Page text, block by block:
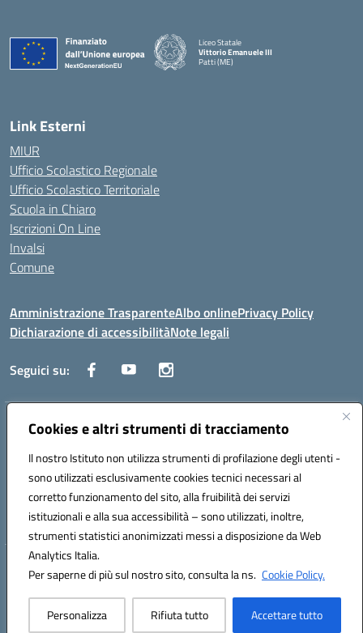
Cookies e altri strumenti di tracciamento
Il nostro Istituto non utilizza strumenti di profilazione degli utenti -
sono utilizzati esclusivamente cookies tecnici necessari al
corretto funzionamento del sito, alla fruibilità dei servizi
istituzionali e alla sua accessibilità – sono utilizzati, inoltre,
strumenti statistici anonimizzati messi a disposizione da Web
Analytics Italia.
Per saperne di più sul nostro sito, consulta la ns. Cookie Policy.
Personalizza Rifiuta tutto Accettare tutto
Liceo Statale
Vittorio Emanuele III
Patti (ME)
Link Esterni
MIUR
Ufficio Scolastico Regionale
Ufficio Scolastico Territoriale
Scuola in Chiaro
Iscrizioni On Line
Invalsi
Comune
Amministrazione TrasparenteAlbo onlinePrivacy Policy
Dichiarazione di accessibilitàNote legali
Seguici su:
Indirizzo:Via Trieste, 43 – 98066 Patti (ME)
Posta elettronica certificata (PEC):mepc060006@pec.istruzione.it
Codice fiscale: 86000610831
Codice meccanografico: MEPC060006
Hosting & Powered by 3D Solution S.r.l.
Concept & Design by Designers Italia